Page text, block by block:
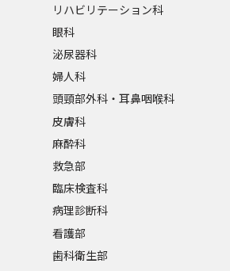
リハビリテーション科
眼科
泌尿器科
婦人科
頭頸部外科・耳鼻咽喉科
皮膚科
麻酔科
救急部
臨床検査科
病理診断科
看護部
歯科衛生部